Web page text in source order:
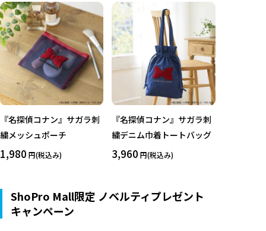
『名探偵コナン』サガラ刺
繍メッシュポーチ
1,980 円(税込み)
『名探偵コナン』サガラ刺
繍デニム巾着トートバッグ
3,960 円(税込み)
ShoPro Mall限定 ノベルティプレゼント
キャンペーン